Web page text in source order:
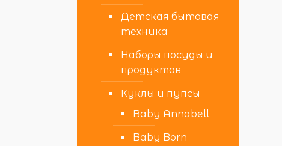
Детская бытовая
техника
Наборы посуды и
продуктов
Куклы и пупсы
Baby Annabell
Baby Born